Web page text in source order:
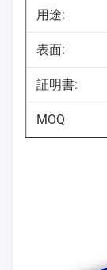
用途:
表面:
証明書:
MOQ